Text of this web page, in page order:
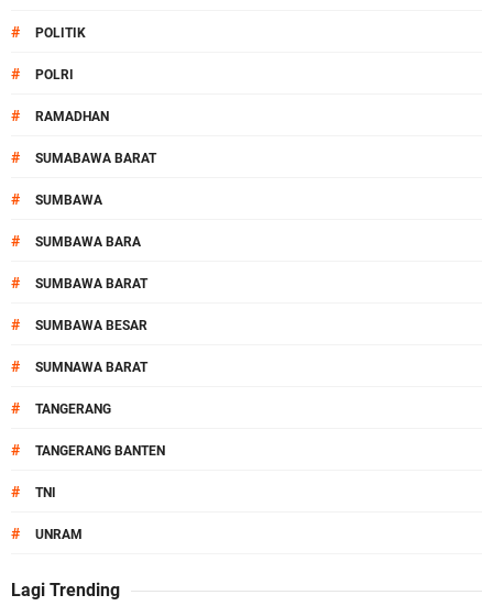
# POLITIK
# POLRI
# RAMADHAN
# SUMABAWA BARAT
# SUMBAWA
# SUMBAWA BARA
# SUMBAWA BARAT
# SUMBAWA BESAR
# SUMNAWA BARAT
# TANGERANG
# TANGERANG BANTEN
# TNI
# UNRAM
Lagi Trending